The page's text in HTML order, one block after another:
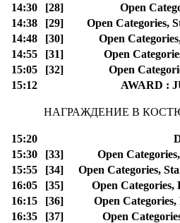
14:30
[28]
Open
14:38
[29]
Open Categories,
14:48
[30]
Open
14:55
[31]
Open
15:05
[32]
Open
15:12
AWARD :
НАГРАЖДЕНИЕ В
15:20
15:30
[33]
Open
15:55
[34]
Open Categories,
16:05
[35]
Open
16:15
[36]
Open
16:35
[37]
Open